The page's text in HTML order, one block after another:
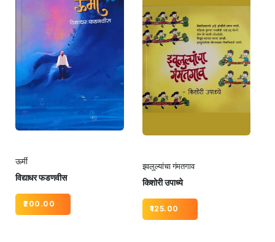
ऊर्मी
विद्याधर फडणवीस
200.00
इवलुल्यांचा गंमतगाव
किशोरी उपाध्ये
125.00